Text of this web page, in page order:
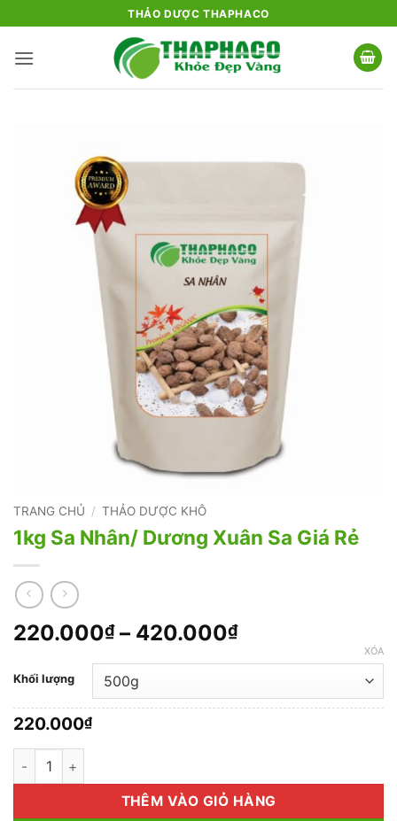
qua
nội
THẢO DƯỢC THAPHACO
TRANG CHỦ / THẢO DƯỢC KHÔ
1kg Sa Nhân/ Dương Xuân Sa Giá Rẻ
220.000₫ – 420.000₫Khoảng
220.000₫
đến
Khối lượng
XÓA
220.000₫
1kg Sa Nhân/ Dương Xuân Sa Giá Rẻ số lượng
THÊM VÀO GIỎ HÀNG